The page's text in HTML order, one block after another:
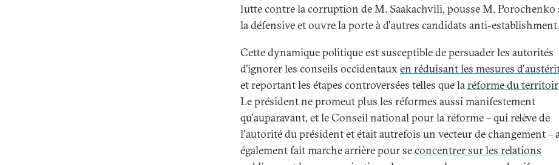
lutte contre la corruption de M. Saakachvili, pousse M. Porochenko
la défensive et ouvre la porte à d'autres candidats anti-establishment.
Cette dynamique politique est susceptible de persuader les autorités
d'ignorer les conseils occidentauxen réduisant les mesures
et reportant les étapes controversées telles que laréforme du
Le président ne promeut plus les réformes aussi manifestement
qu'auparavant, et le Conseil national pour la réforme – qui relève de
l'autorité du président et était autrefois un vecteur de changement –
également fait marche arrière pour seconcentrer sur les relations